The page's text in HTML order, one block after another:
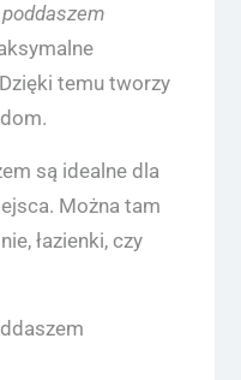
temu tworzy
są idealne dla
Można tam
łazienki, czy